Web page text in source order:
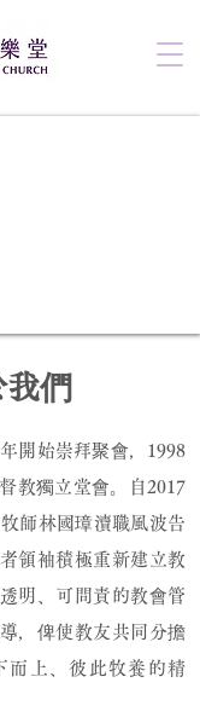
我們
開始崇拜聚會，1998
教獨立堂會。自2017
師林國璋瀆職風波告
領袖積極重新建立教
明、可問責的教會管
，俾使教友共同分擔
而上、彼此牧養的精